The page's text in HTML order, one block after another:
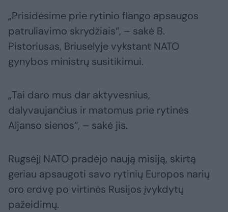
„Prisidėsime prie rytinio flango apsaugos
patruliavimo skrydžiais“, – sakė B.
Pistoriusas, Briuselyje vykstant NATO
gynybos ministrų susitikimui.
„Tai daro mus dar aktyvesnius,
dalyvaujančius ir matomus prie rytinės
Aljanso sienos“, – sakė jis.
Rugsėjį NATO pradėjo naują misiją, skirtą
geriau apsaugoti savo rytinių Europos narių
oro erdvę po virtinės Rusijos įvykdytų
pažeidimų.